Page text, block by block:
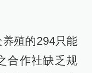
殖的294只能
合作社缺乏规